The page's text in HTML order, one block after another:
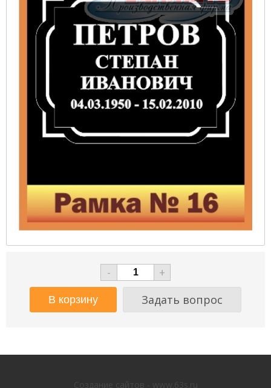
-
+
Задать вопрос
Создание сайтов - www.63s.ru